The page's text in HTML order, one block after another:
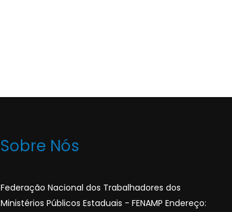
Sobre Nós
Federação Nacional dos Trabalhadores dos
Ministérios Públicos Estaduais - FENAMP Endereço: